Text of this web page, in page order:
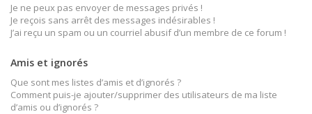
Je ne peux pas envoyer de messages privés !
Je reçois sans arrêt des messages indésirables !
J’ai reçu un spam ou un courriel abusif d’un membre de ce forum !
Amis et ignorés
Que sont mes listes d’amis et d’ignorés ?
Comment puis-je ajouter/supprimer des utilisateurs de ma liste
d’amis ou d’ignorés ?